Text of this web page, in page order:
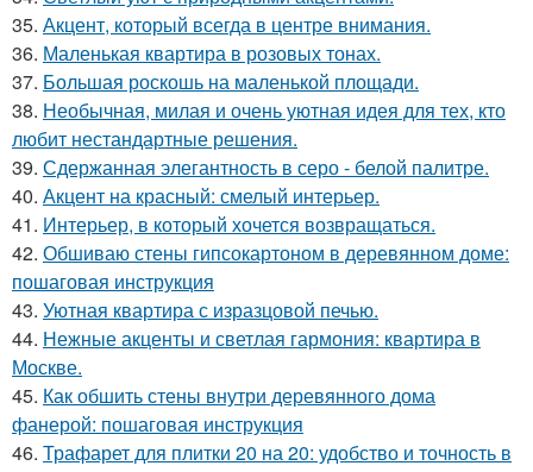
35. Акцент, который всегда в центре внимания.
36. Маленькая квартира в розовых тонах.
37. Большая роскошь на маленькой площади.
38. Необычная, милая и очень уютная идея для тех, кто
любит нестандартные решения.
39. Сдержанная элегантность в серо - белой палитре.
40. Акцент на красный: смелый интерьер.
41. Интерьер, в который хочется возвращаться.
42. Обшиваю стены гипсокартоном в деревянном доме:
пошаговая инструкция
43. Уютная квартира с изразцовой печью.
44. Нежные акценты и светлая гармония: квартира в
Москве.
45. Как обшить стены внутри деревянного дома
фанерой: пошаговая инструкция
46. Трафарет для плитки 20 на 20: удобство и точность в